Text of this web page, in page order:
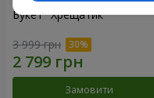
Букет "Хрещатик"
3 999 грн
Замовити